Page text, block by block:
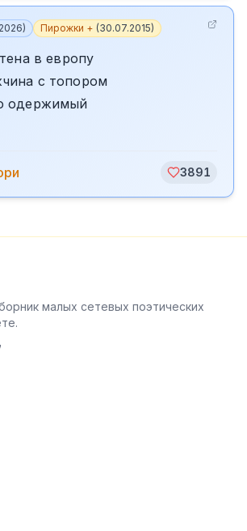
) Пирожки + (30.07.2015)
в европу
с топором
одержимый
3891
малых сетевых поэтических